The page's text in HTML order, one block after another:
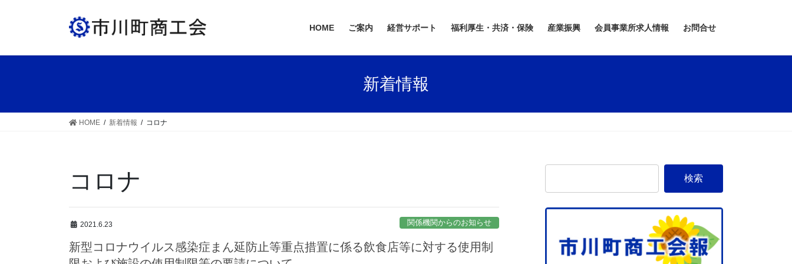
HOME ご案内 経営サポート 福利厚生・共済・保険 産業振興 会員事業所求人情報 お問合せ
新着情報
HOME 新着情報 コロナ
コロナ
2021.6.23 関係機関からのお知らせ
新型コロナウイルス感染症まん延防止等重点措置に係る飲食店等に対する使用制